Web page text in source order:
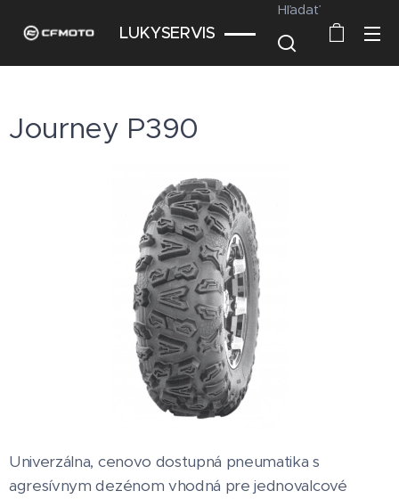
LUKYSERVIS
Hľadať
Journey P390
Univerzálna, cenovo dostupná pneumatika s
agresívnym dezénom vhodná pre jednovalcové